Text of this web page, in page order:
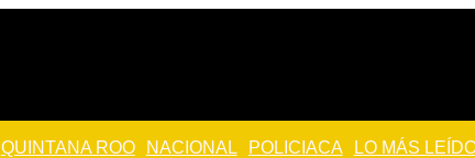
QUINTANA ROO NACIONAL POLICIACA LO MÁS